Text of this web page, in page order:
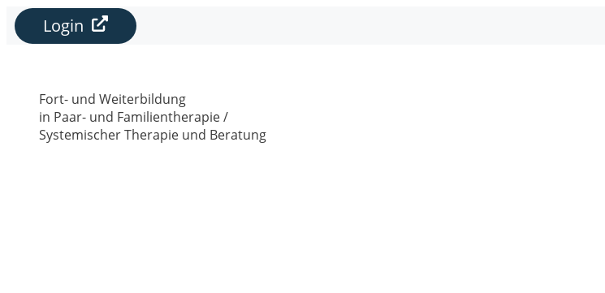
Zum
Inhalt
Login
Fort- und Weiterbildung
in Paar- und Familientherapie /
Systemischer Therapie und Beratung